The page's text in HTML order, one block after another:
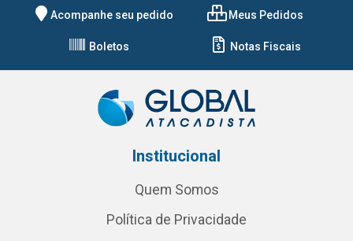
Acompanhe seu pedido Meus Pedidos
Boletos Notas Fiscais
Institucional
Quem Somos
Política de Privacidade